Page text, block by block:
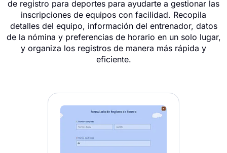
de registro para deportes para ayudarte a gestionar las
inscripciones de equipos con facilidad. Recopila
detalles del equipo, información del entrenador, datos
de la nómina y preferencias de horario en un solo lugar,
y organiza los registros de manera más rápida y
eficiente.